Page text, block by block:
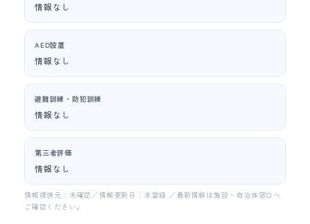
情報なし
AED設置
情報なし
避難訓練・防犯訓練
情報なし
第三者評価
情報なし
情報提供元：未確認／情報更新日：未登録 ／最新情報は施設・自治体窓口へ
ご確認ください。